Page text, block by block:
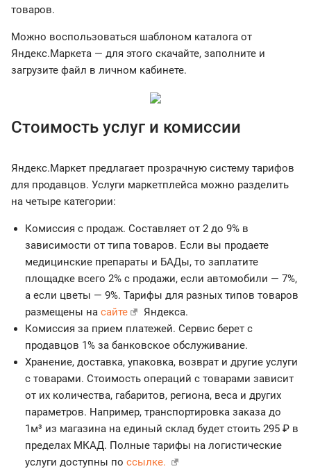
товаров.
Можно воспользоваться шаблоном каталога от
Яндекс.Маркета — для этого скачайте, заполните и
загрузите файл в личном кабинете.
Стоимость услуг и комиссии
Яндекс.Маркет предлагает прозрачную систему тарифов
для продавцов. Услуги маркетплейса можно разделить
на четыре категории:
Комиссия с продаж. Составляет от 2 до 9% в
зависимости от типа товаров. Если вы продаете
медицинские препараты и БАДы, то заплатите
площадке всего 2% с продажи, если автомобили — 7%,
а если цветы — 9%. Тарифы для разных типов товаров
размещены на сайте
Яндекса.
Комиссия за прием платежей. Сервис берет с
продавцов 1% за банковское обслуживание.
Хранение, доставка, упаковка, возврат и другие услуги
с товарами. Стоимость операций с товарами зависит
от их количества, габаритов, региона, веса и других
параметров. Например, транспортировка заказа до
1м³ из магазина на единый склад будет стоить 295 ₽ в
пределах МКАД. Полные тарифы на логистические
услуги доступны по ссылке.